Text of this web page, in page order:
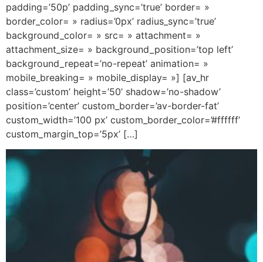
padding=’50p’ padding_sync=’true’ border= »
border_color= » radius=’0px’ radius_sync=’true’
background_color= » src= » attachment= »
attachment_size= » background_position=’top left’
background_repeat=’no-repeat’ animation= »
mobile_breaking= » mobile_display= »] [av_hr
class=’custom’ height=’50’ shadow=’no-shadow’
position=’center’ custom_border=’av-border-fat’
custom_width=’100 px’ custom_border_color=’#ffffff’
custom_margin_top=’5px’ […]